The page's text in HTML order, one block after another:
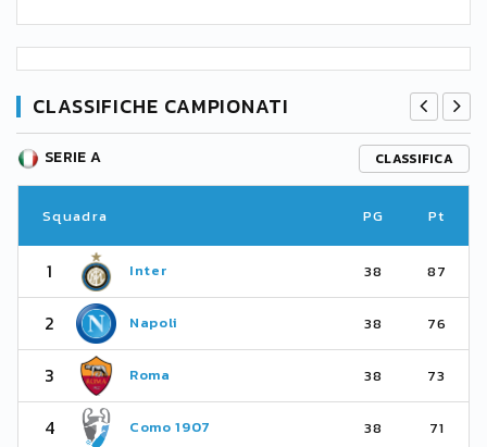
CLASSIFICHE CAMPIONATI
SERIE A CLASSIFICA
Squadra PG Pt
1 Inter 38 87
2 Napoli 38 76
3 Roma 38 73
4 Como 1907 38 71